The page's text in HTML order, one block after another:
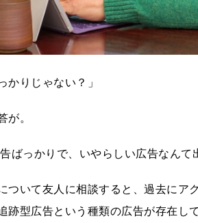
かりじゃない？」
が。
ばっかりで、いやらしい広告なんて
ついて友人に相談すると、過去にア
跡型広告という種類の広告が存在し